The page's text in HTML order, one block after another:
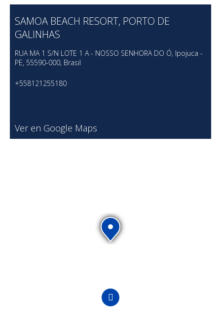
SAMOA BEACH RESORT, PORTO DE
GALINHAS
RUA MA 1 S/N LOTE 1 A - NOSSO SENHORA DO Ó, Ipojuca -
PE, 55590-000, Brasil
+558121255180
Ver en Google Maps